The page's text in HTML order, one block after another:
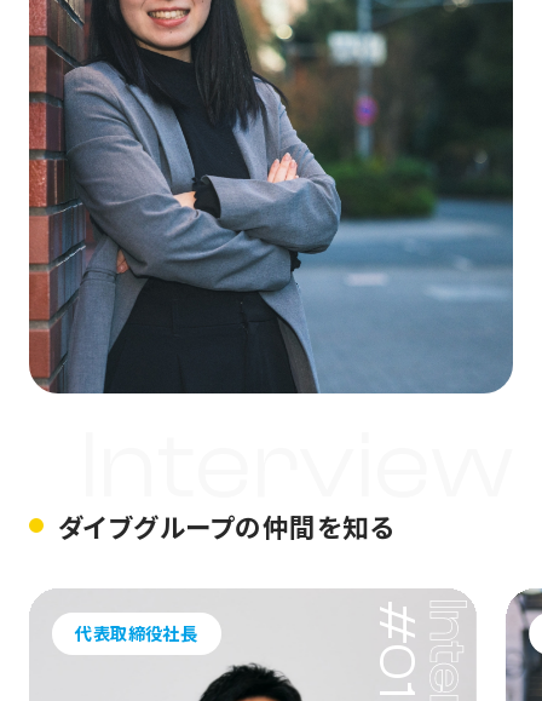
ダイブグループの仲間を知る
代表取締役社長 #01